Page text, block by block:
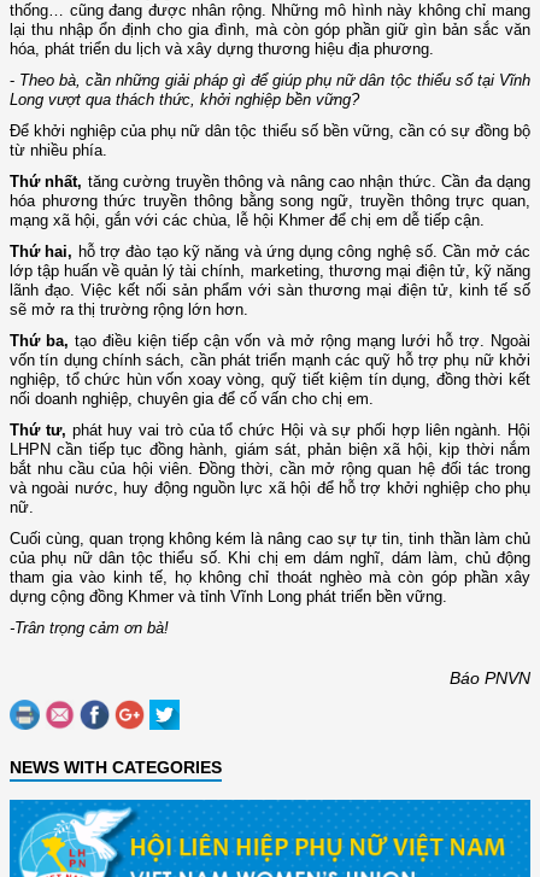
thống… cũng đang được nhân rộng. Những mô hình này không chỉ mang
lại thu nhập ổn định cho gia đình, mà còn góp phần giữ gìn bản sắc văn
hóa, phát triển du lịch và xây dựng thương hiệu địa phương.
- Theo bà, cần những giải pháp gì để giúp phụ nữ dân tộc thiểu số tại Vĩnh
Long vượt qua thách thức, khởi nghiệp bền vững?
Để khởi nghiệp của phụ nữ dân tộc thiểu số bền vững, cần có sự đồng bộ
từ nhiều phía.
Thứ nhất, tăng cường truyền thông và nâng cao nhận thức. Cần đa dạng
hóa phương thức truyền thông bằng song ngữ, truyền thông trực quan,
mạng xã hội, gắn với các chùa, lễ hội Khmer để chị em dễ tiếp cận.
Thứ hai, hỗ trợ đào tạo kỹ năng và ứng dụng công nghệ số. Cần mở các
lớp tập huấn về quản lý tài chính, marketing, thương mại điện tử, kỹ năng
lãnh đạo. Việc kết nối sản phẩm với sàn thương mại điện tử, kinh tế số
sẽ mở ra thị trường rộng lớn hơn.
Thứ ba,tạo điều kiện tiếp cận vốn và mở rộng mạng lưới hỗ trợ. Ngoài
vốn tín dụng chính sách, cần phát triển mạnh các quỹ hỗ trợ phụ nữ khởi
nghiệp, tổ chức hùn vốn xoay vòng, quỹ tiết kiệm tín dụng, đồng thời kết
nối doanh nghiệp, chuyên gia để cố vấn cho chị em.
Thứ tư, phát huy vai trò của tổ chức Hội và sự phối hợp liên ngành. Hội
LHPN cần tiếp tục đồng hành, giám sát, phản biện xã hội, kịp thời nắm
bắt nhu cầu của hội viên. Đồng thời, cần mở rộng quan hệ đối tác trong
và ngoài nước, huy động nguồn lực xã hội để hỗ trợ khởi nghiệp cho phụ
nữ.
Cuối cùng, quan trọng không kém là nâng cao sự tự tin, tinh thần làm chủ
của phụ nữ dân tộc thiểu số. Khi chị em dám nghĩ, dám làm, chủ động
tham gia vào kinh tế, họ không chỉ thoát nghèo mà còn góp phần xây
dựng cộng đồng Khmer và tỉnh Vĩnh Long phát triển bền vững.
-Trân trọng cảm ơn bà!
Báo PNVN
NEWS WITH CATEGORIES